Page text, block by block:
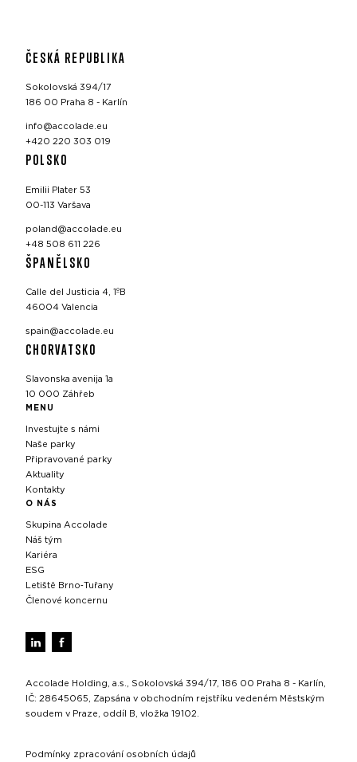
ČESKÁ REPUBLIKA
Sokolovská 394/17
186 00 Praha 8 - Karlín
info@accolade.eu
+420 220 303 019
POLSKO
Emilii Plater 53
00-113 Varšava
poland@accolade.eu
+48 508 611 226
ŠPANĚLSKO
Calle del Justicia 4, 1ºB
46004 Valencia
spain@accolade.eu
CHORVATSKO
Slavonska avenija 1a
10 000 Záhřeb
MENU
Investujte s námi
Naše parky
Připravované parky
Aktuality
Kontakty
O NÁS
Skupina Accolade
Náš tým
Kariéra
ESG
Letiště Brno‑Tuřany
Členové koncernu
Accolade Holding, a.s., Sokolovská 394/17, 186 00 Praha 8 - Karlín,
IČ: 28645065, Zapsána v obchodním rejstříku vedeném Městským
soudem v Praze, oddíl B, vložka 19102.
Podmínky zpracování osobních údajů